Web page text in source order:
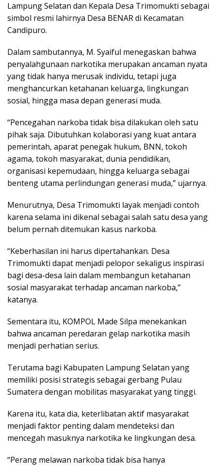
Lampung Selatan dan Kepala Desa Trimomukti sebagai
simbol resmi lahirnya Desa BENAR di Kecamatan
Candipuro.
Dalam sambutannya, M. Syaiful menegaskan bahwa
penyalahgunaan narkotika merupakan ancaman nyata
yang tidak hanya merusak individu, tetapi juga
menghancurkan ketahanan keluarga, lingkungan
sosial, hingga masa depan generasi muda.
“Pencegahan narkoba tidak bisa dilakukan oleh satu
pihak saja. Dibutuhkan kolaborasi yang kuat antara
pemerintah, aparat penegak hukum, BNN, tokoh
agama, tokoh masyarakat, dunia pendidikan,
organisasi kepemudaan, hingga keluarga sebagai
benteng utama perlindungan generasi muda,” ujarnya.
Menurutnya, Desa Trimomukti layak menjadi contoh
karena selama ini dikenal sebagai salah satu desa yang
belum pernah ditemukan kasus narkoba.
“Keberhasilan ini harus dipertahankan. Desa
Trimomukti dapat menjadi pelopor sekaligus inspirasi
bagi desa-desa lain dalam membangun ketahanan
sosial masyarakat terhadap ancaman narkoba,”
katanya.
Sementara itu, KOMPOL Made Silpa menekankan
bahwa ancaman peredaran gelap narkotika masih
menjadi perhatian serius.
Terutama bagi Kabupaten Lampung Selatan yang
memiliki posisi strategis sebagai gerbang Pulau
Sumatera dengan mobilitas masyarakat yang tinggi.
Karena itu, kata dia, keterlibatan aktif masyarakat
menjadi faktor penting dalam mendeteksi dan
mencegah masuknya narkotika ke lingkungan desa.
“Perang melawan narkoba tidak bisa hanya